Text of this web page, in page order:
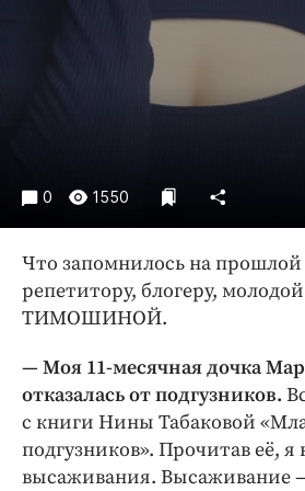
Работодатель года
0 1550
Что запомнилось на прошлой
репетитору, блогеру,
ТИМОШИНОЙ.
— Моя 11-месячная дочка
отказалась от подгузников.
с книги Нины Табаковой
подгузников». Прочитав её, я
высаживания. Высаживание